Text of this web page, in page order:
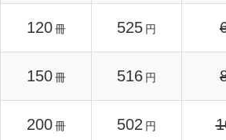
120 冊 525 円
150 冊 516 円
200 冊 502 円